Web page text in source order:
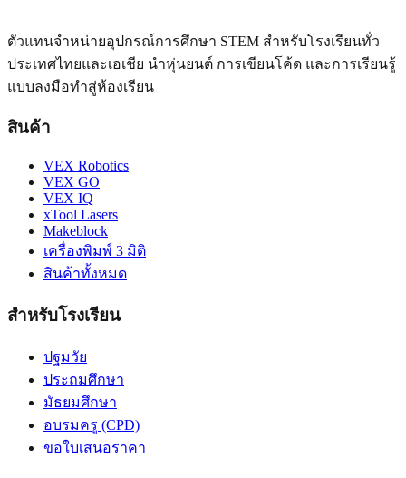
ตัวแทนจำหน่ายอุปกรณ์การศึกษา STEM สำหรับโรงเรียนทั่ว
ประเทศไทยและเอเชีย นำหุ่นยนต์ การเขียนโค้ด และการเรียนรู้
แบบลงมือทำสู่ห้องเรียน
สินค้า
VEX Robotics
VEX GO
VEX IQ
xTool Lasers
Makeblock
เครื่องพิมพ์ 3 มิติ
สินค้าทั้งหมด
สำหรับโรงเรียน
ปฐมวัย
ประถมศึกษา
มัธยมศึกษา
อบรมครู (CPD)
ขอใบเสนอราคา